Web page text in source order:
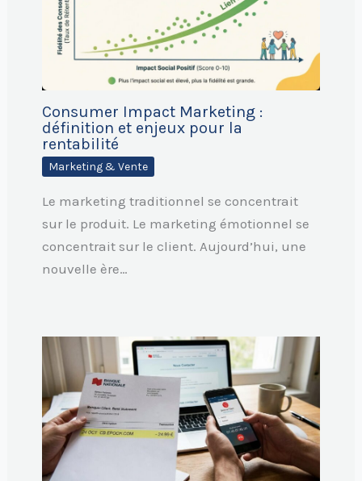
Consumer Impact Marketing :
définition et enjeux pour la
rentabilité
Marketing & Vente
Le marketing traditionnel se concentrait
sur le produit. Le marketing émotionnel se
concentrait sur le client. Aujourd’hui, une
nouvelle ère…